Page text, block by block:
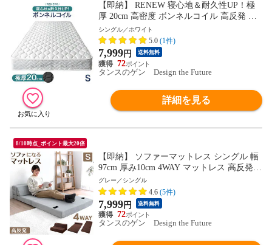
【即納】 RENEW 寝心地＆耐久性UP！極
厚 20cm 高密度 ボンネルコイル 高反発 マ
ットレス シングル コイルマットレス ボン
ネルマットレス スプリングマット ボンネ
ルマット ボンネル ベッド用 ベッドマット
厚め 硬め 1780000921A〔ホワイト〕
シングル／ホワイト
5.0 (1件)
7,999円 送料無料
72
タンスのゲン Design the Future
詳細を見る
8/10時点_ポイント最大20倍
【即納】 ソファーマットレス シングル 幅
97cm 厚み10cm 4WAY マットレス 高反発
ソファーベッド 新生活 低ホルムアルデヒ
ド仕様 13810100〔グレー〕
グレー／シングル
4.6 (5件)
7,999円 送料無料
72
タンスのゲン Design the Future